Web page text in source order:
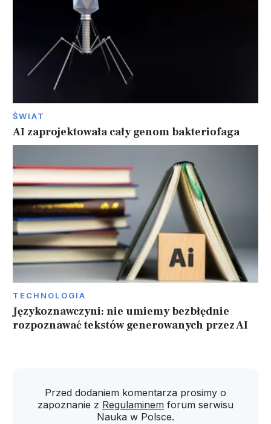
ŚWIAT
AI zaprojektowała cały genom bakteriofaga
TECHNOLOGIA
Językoznawczyni: nie umiemy bezbłędnie
rozpoznawać tekstów generowanych przez AI
Przed dodaniem komentarza prosimy o
zapoznanie z Regulaminem forum serwisu
Nauka w Polsce.